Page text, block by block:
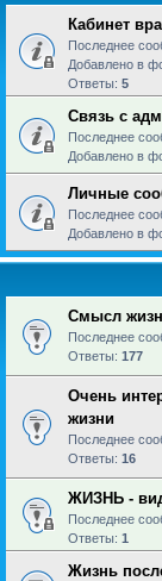
Кабинет
Последнее
Добавлено в
Ответы: 5
Связь с
Последнее
Добавлено в
Личные
Последнее
Добавлено в
Смысл
Последнее
Ответы: 177
Очень
жизни
Последнее
Ответы: 16
ЖИЗНЬ -
Последнее
Ответы: 1
Жизнь